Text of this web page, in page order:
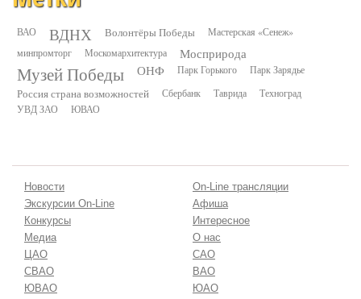
ВАО ВДНХ Волонтёры Победы
Мастерская «Сенеж»
минпромторг
Москомархитектура Мосприрода
Музей Победы ОНФ Парк Горького Парк Зарядье
Россия страна возможностей Сбербанк Таврида
Техноград
УВД ЗАО
ЮВАО
Новости
On-Line трансляции
Экскурсии On-Line
Афиша
Конкурсы
Интересное
Медиа
О нас
ЦАО
САО
СВАО
ВАО
ЮВАО
ЮАО